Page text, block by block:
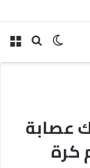
بحث الوضع
عصابة
كرة